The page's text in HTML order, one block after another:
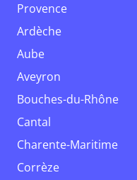
Provence
Ardèche
Aube
Aveyron
Bouches-du-Rhône
Cantal
Charente-Maritime
Corrèze